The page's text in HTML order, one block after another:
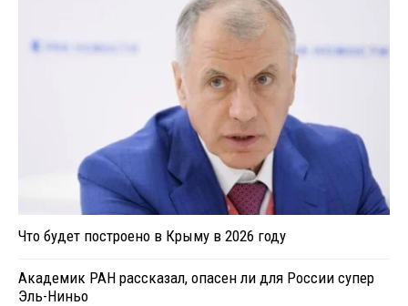
Что будет построено в Крыму в 2026 году
Академик РАН рассказал, опасен ли для России супер
Эль-Ниньо